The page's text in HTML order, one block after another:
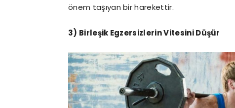
önem taşıyan bir harekettir.
3) Birleşik Egzersizlerin Vitesini Düşür